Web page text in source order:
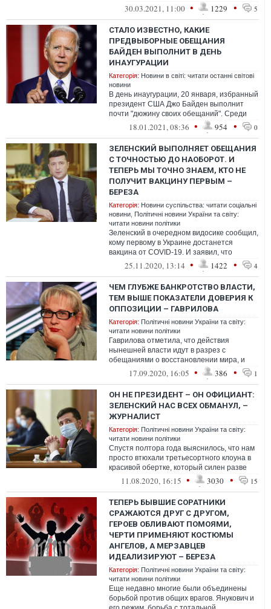
проверять выполнение обещания будут
30.03.2021, 11:00 • 1229 • 5
СТАЛО ИЗВЕСТНО, КАКИЕ
ПРЕДВЫБОРНЫЕ ОБЕЩАНИЯ
БАЙДЕН ВЫПОЛНИТ В ДЕНЬ
ИНАУГУРАЦИИ
Категорія: Новини в світі: читати останні світові
новини
В день инаугурации, 20 января, избранный
президент США Джо Байден выполнит
почти "дюжину своих обещаний". Среди
них внесение изменений в политику в сф...
18.01.2021, 08:36 • 954 • 0
ЗЕЛЕНСКИЙ ВЫПОЛНЯЕТ ОБЕЩАНИЯ
С ТОЧНОСТЬЮ ДО НАОБОРОТ. И
ТЕПЕРЬ МЫ ТОЧНО ЗНАЕМ, КТО НЕ
ПОЛУЧИТ ВАКЦИНУ ПЕРВЫМ –
БЕРЕЗА
Категорія: Новини суспільства: читати соціальні
новини Політичні новини України та світу:
читати новини політики
Зеленский в очередном видосике сообщил,
кому первому в Украине достанется
вакцина от COVID-19. И заявил, что
первыми в очереди на вакцину стоят
25.11.2020, 13:14 • 1422 • 4
ЧЕМ ГЛУБЖЕ БАНКРОТСТВО ВЛАСТИ,
ТЕМ ВЫШЕ ПОКАЗАТЕЛИ ДОВЕРИЯ К
ОППОЗИЦИИ – ГАВРИЛОВА
Категорія: Політичні новини України та світу:
читати новини політики
Гаврилова отметила, что действия
нынешней власти идут в разрез с
обещаниями о восстановлении мира, и
острее всего это чувствуют именно жители
17.09.2020, 16:05 • 386 • 1
ОН НЕ ПРЕЗИДЕНТ – ОН ОФИЦИАНТ:
ЗЕЛЕНСКИЙ НАС ВСЕХ ОБМАНУЛ, –
ЖУРНАЛИСТ
Категорія: Політичні новини України та світу:
читати новини політики
Спустя полтора года выяснилось, что нам
просто втюхали третьесортного клоуна в
красивой обертке, который силен разве
что в записи проникновенного селф...
11.08.2020, 16:15 • 3030 • 15
ТЕПЕРЬ БЫВШИЕ СОРАТНИКИ
СРАЖАЮТСЯ ДРУГ С ДРУГОМ,
ГЕРОЕВ ОБЛИВАЮТ ПОМОЯМИ,
ЧЕРТИ ПРИМЕНЯЮТ КОСТЮМЫ
АНГЕЛОВ, А МЕРЗАВЦЕВ
ИДЕАЛИЗИРУЮТ – БЕРЕЗА
Категорія: Політичні новини України та світу:
читати новини політики
Еще недавно многие были объединены
борьбой против общих врагов. Янукович и